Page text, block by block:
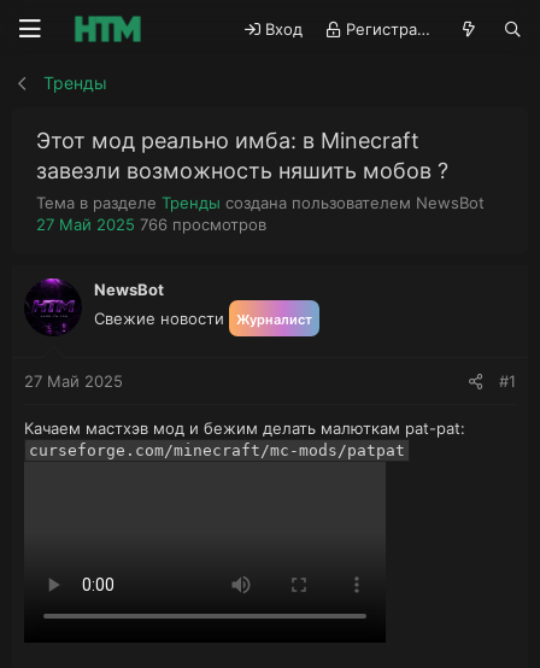
Вход Регистрация
Тренды
Этот мод реально имба: в Minecraft
завезли возможность няшить мобов ?
Тема в разделе Тренды создана пользователем А
NewsBot
Д
а
н
а
а
27 Май 2025 П
с
766 просмотров
NewsBot
Свежие новости
Журналист
27 Май 2025 #1
Качаем мастхэв мод и бежим делать малюткам pat-pat:
curseforge.com/minecraft/mc-mods/patpat